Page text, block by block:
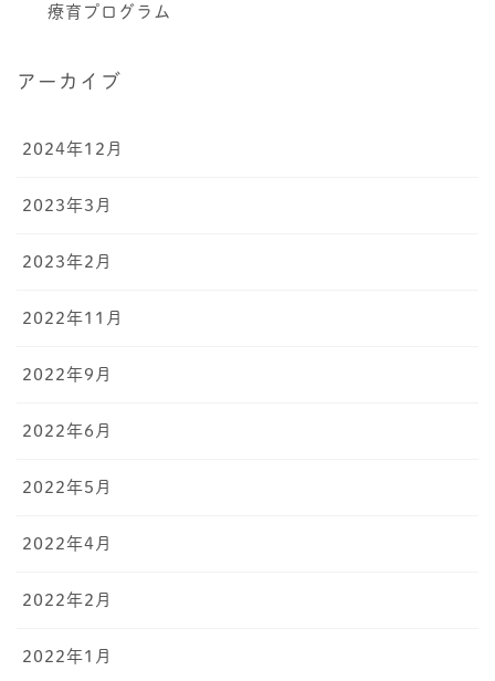
療育プログラム
アーカイブ
2024年12月
2023年3月
2023年2月
2022年11月
2022年9月
2022年6月
2022年5月
2022年4月
2022年2月
2022年1月